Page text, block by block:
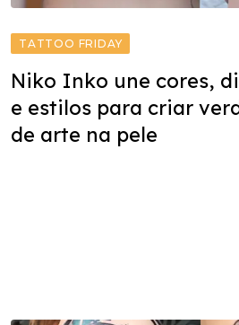
TATTOO FRIDAY
Niko Inko une cores,
e estilos para criar
de arte na pele